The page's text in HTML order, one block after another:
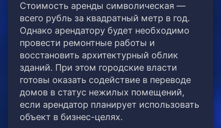
Стоимость аренды символическая —
всего рубль за квадратный метр в год.
Однако арендатору будет необходимо
провести ремонтные работы и
восстановить архитектурный облик
зданий. При этом городские власти
готовы оказать содействие в переводе
домов в статус нежилых помещений,
если арендатор планирует использовать
объект в бизнес-целях.